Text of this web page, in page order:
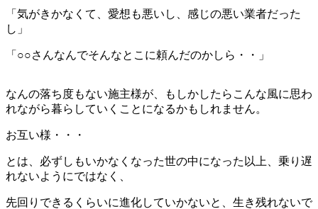
「気がきかなくて、愛想も悪いし、感じの悪い業者だった
し」
「○○さんなんでそんなとこに頼んだのかしら・・」
なんの落ち度もない施主様が、もしかしたらこんな風に思わ
れながら暮らしていくことになるかもしれません。
お互い様・・・
とは、必ずしもいかなくなった世の中になった以上、乗り遅
れないようにではなく、
先回りできるくらいに進化していかないと、生き残れないで